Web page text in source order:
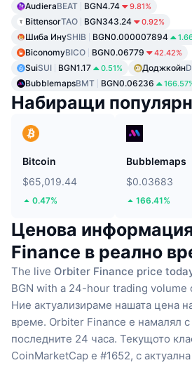
AudieraBEAT BGN4.74 9.81%
BittensorTAO BGN343.24 0.92%
Шиба ИнуSHIB BGN0.000007894
BiconomyBICO BGN0.06779 42.42%
SuiSUI BGN1.17 0.51% Доджкойн
BubblemapsBMT BGN0.06236
Набиращи
Bitcoin
$65,019.44
0.47%
Bubblemaps
$0.03683
166.41%
Ценова
Finance в реално
The live Orbiter Finance price
BGN with a 24-hour trading volume
Ние актуализираме нашата цена
време. Orbiter Finance е намалял
последните 24 часа. Текущото
CoinMarketCap е #1652, с